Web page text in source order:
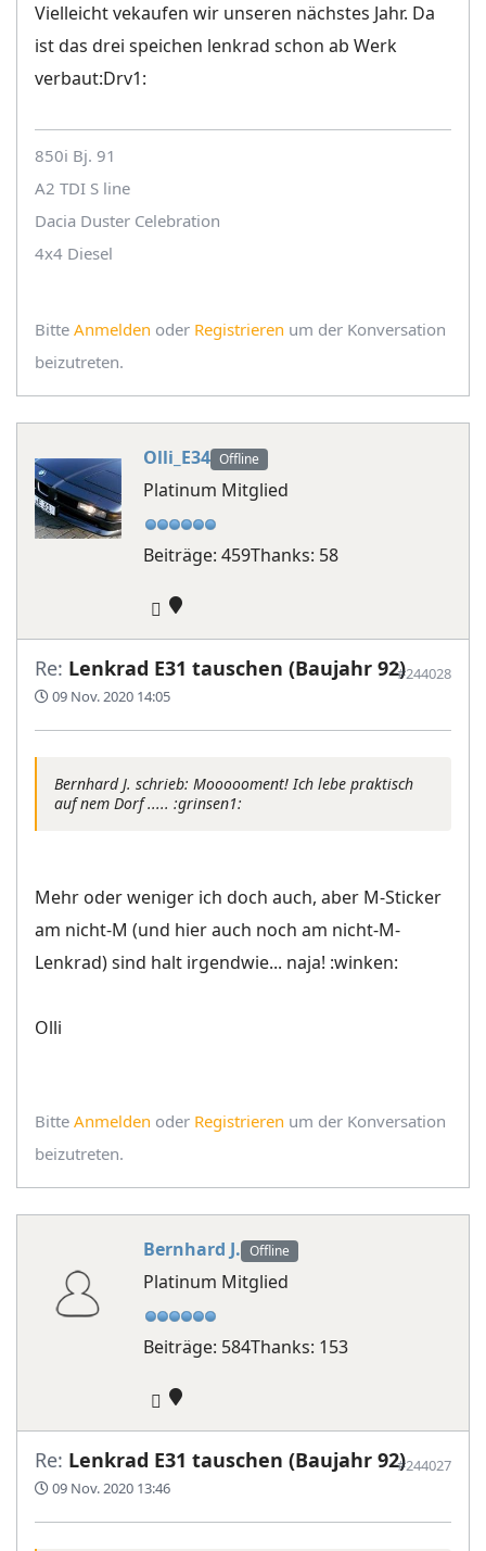
Vielleicht vekaufen wir unseren nächstes Jahr. Da
ist das drei speichen lenkrad schon ab Werk
verbaut:Drv1:
850i Bj. 91
A2 TDI S line
Dacia Duster Celebration
4x4 Diesel
Bitte Anmelden oder Registrieren um der Konversation
beizutreten.
Olli_E34 Offline
Platinum Mitglied
Beiträge: 459Thanks: 58
Re: Lenkrad E31 tauschen (Baujahr 92)
09 Nov. 2020 14:05
#244028
Bernhard J. schrieb: Moooooment! Ich lebe praktisch
auf nem Dorf ..... :grinsen1:
Mehr oder weniger ich doch auch, aber M-Sticker
am nicht-M (und hier auch noch am nicht-M-
Lenkrad) sind halt irgendwie... naja! :winken:
Olli
Bitte Anmelden oder Registrieren um der Konversation
beizutreten.
Bernhard J. Offline
Platinum Mitglied
Beiträge: 584Thanks: 153
Re: Lenkrad E31 tauschen (Baujahr 92)
09 Nov. 2020 13:46
#244027